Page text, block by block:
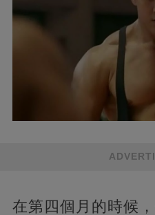
在第四個月的時候